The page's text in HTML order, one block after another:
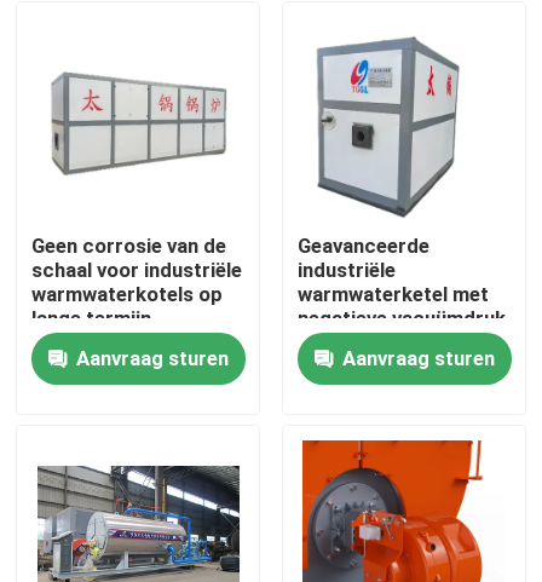
Huis
Video's
Ongeveer ons
Geen corrosie van de
schaal voor industriële
warmwaterkotels op
lange termijn
Aanvraag sturen
Geavanceerde
industriële
warmwaterketel met
negatieve vacuümdruk
Aanvraag sturen